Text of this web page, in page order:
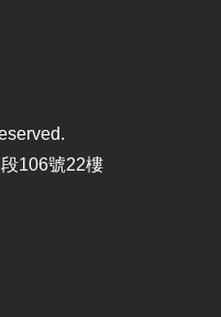
106號22樓